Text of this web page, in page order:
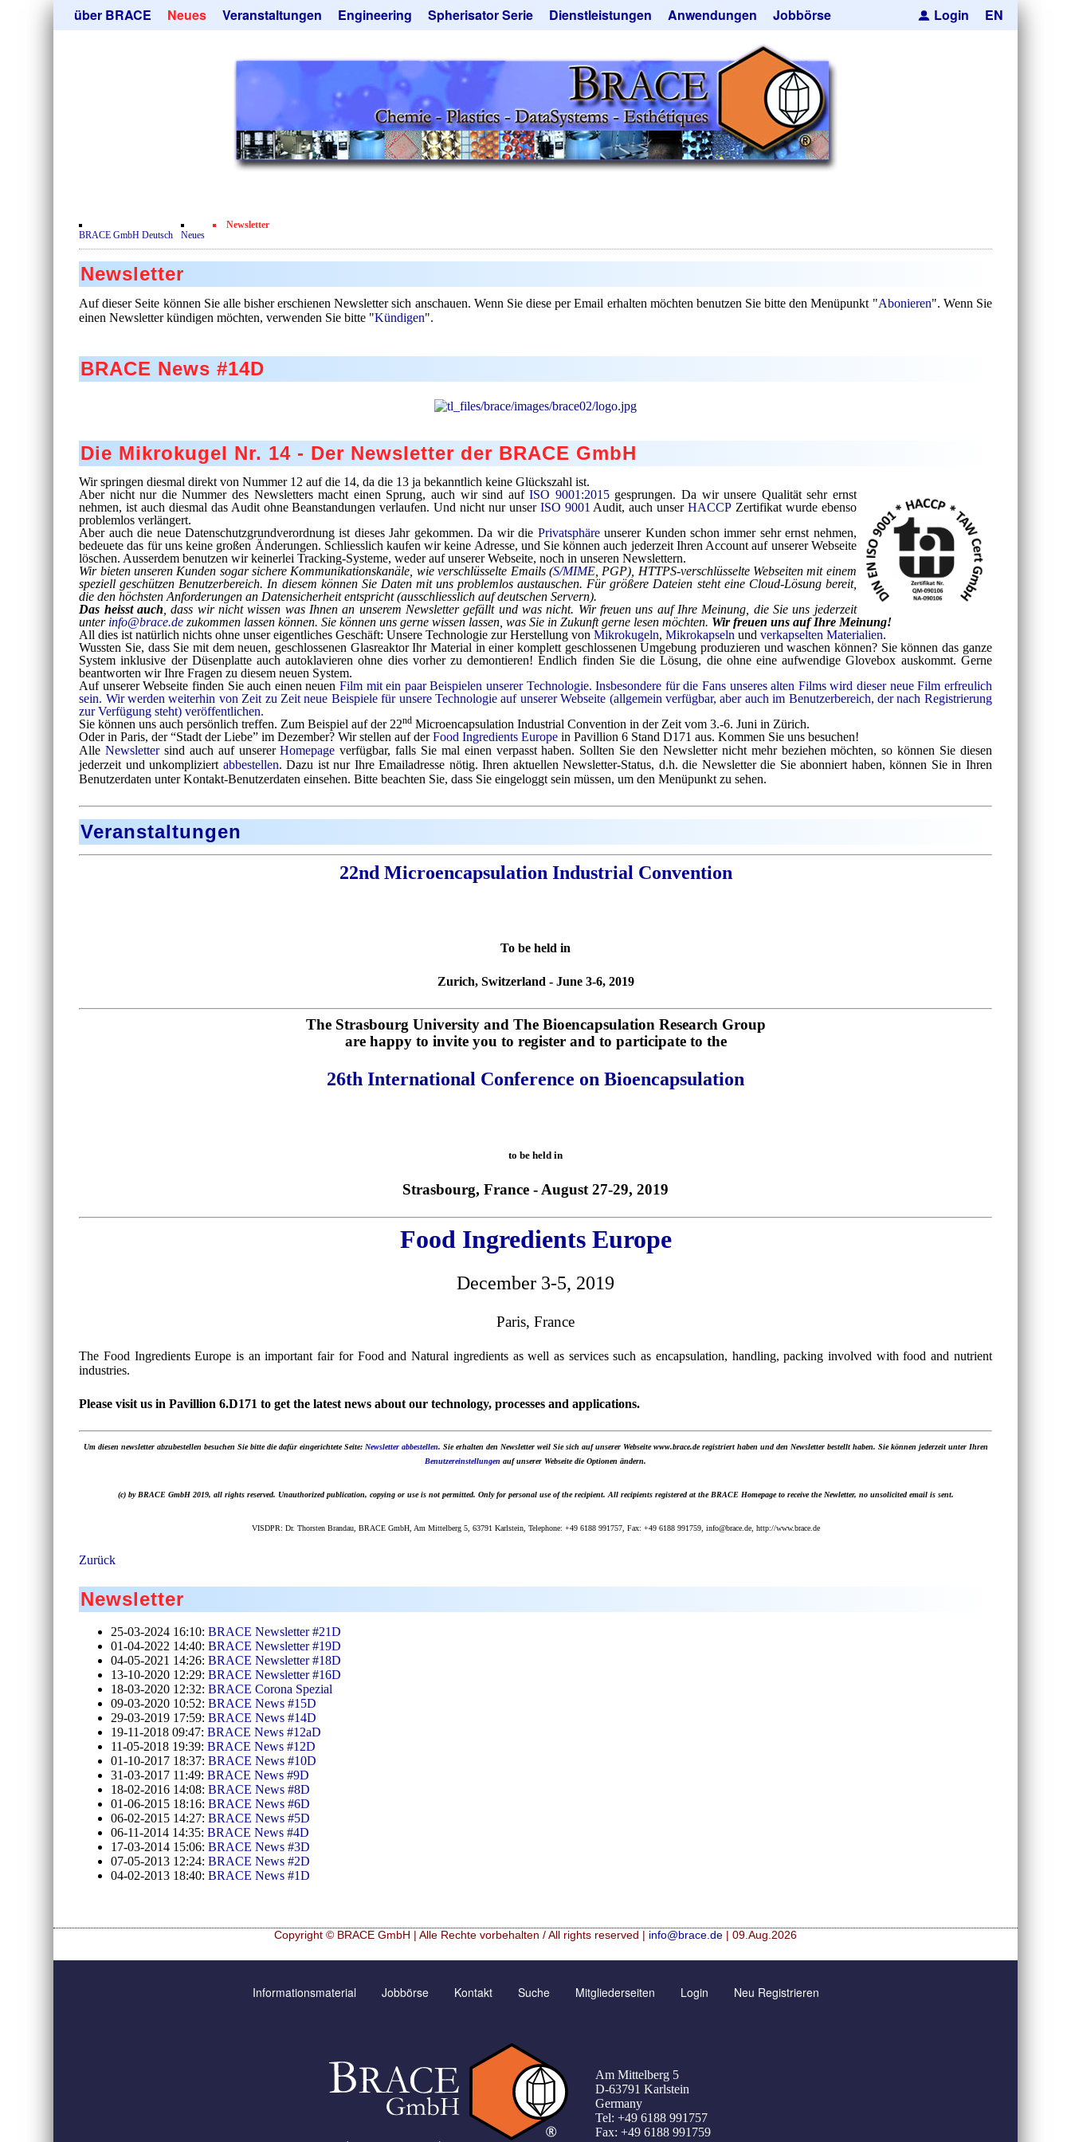
Navigation
überspringen
über BRACE
Kontakt
Neues Veranstaltungen Engineering
Heizkammern
Trockner
Sortieranlagen
Gebrauchte Maschinen - Angebote
Spherisator Serie
Pilotanlagen
Produktionsanlagen
Angebotsanfrage
Dienstleistungen
Mikrokapseln
Mikroverkapselung
Lohnfertigung
Mietanlagen
Anwendungen
Emulgatoren
Geschmacksmaskierung
Instant Kugeln
Katalysatorträger
Jobbörse Login EN
BRACE GmbH Deutsch Neues
Newsletter
Newsletter
Auf dieser Seite können Sie alle bisher erschienen Newsletter sich anschauen. Wenn Sie diese per Email erhalten möchten benutzen Sie bitte den Menüpunkt "Abonieren". Wenn Sie
einen Newsletter kündigen möchten, verwenden Sie bitte "Kündigen".
BRACE News #14D
Die Mikrokugel Nr. 14 - Der Newsletter der BRACE GmbH
Wir springen diesmal direkt von Nummer 12 auf die 14, da die 13 ja bekanntlich keine Glückszahl ist.
Aber nicht nur die Nummer des Newsletters macht einen Sprung, auch wir sind aufISO 9001:2015gesprungen. Da wir unsere Qualität sehr ernst
nehmen, ist auch diesmal das Audit ohne Beanstandungen verlaufen. Und nicht nur unser ISO 9001 Audit, auch unserHACCP Zertifikat wurde ebenso
problemlos verlängert.
Aber auch die neue Datenschutzgrundverordnung ist dieses Jahr gekommen. Da wir die Privatsphäreunserer Kunden schon immer sehr ernst nehmen,
bedeuete das für uns keine großen Änderungen. Schliesslich kaufen wir keine Adresse, und Sie können auch jederzeit Ihren Account auf unserer Webseite
löschen. Ausserdem benutzen wir keinerlei Tracking-Systeme, weder auf unserer Webseite, noch in unseren Newslettern.
Wir bieten unseren Kunden sogar sichere Kommunikationskanäle, wie verschlüsselte Emails (S/MIME, PGP), HTTPS-verschlüsselte Webseiten mit einem
speziell geschützen Benutzerbereich. In diesem können Sie Daten mit uns problemlos austauschen. Für größere Dateien steht eine Cloud-Lösung bereit,
die den höchsten Anforderungen an Datensicherheit entspricht (ausschliesslich aufdeutschen Servern).
Das heisst auch , dass wir nicht wissen was Ihnen an unserem Newsletter gefällt und was nicht. Wir freuen uns auf Ihre Meinung, die Sie uns jederzeit
unter info@brace.de zukommen lassen können. Sie können uns gerne wissen lassen, was Sie in Zukunft gerne lesen möchten. Wir freuen uns auf Ihre Meinung!
All dies ist natürlich nichts ohne unser eigentliches Geschäft: Unsere Technologie zur Herstellung vonMikrokugeln,Mikrokapselnundverkapselten Materialien.
Wussten Sie, dass Sie mit dem neuen, geschlossenen Glasreaktor Ihr Material in einer komplett geschlossenen Umgebung produzieren und waschen können? Sie können das ganze
System inklusive der Düsenplatte auch autoklavieren ohne dies vorher zu demontieren! Endlich finden Sie die Lösung, die ohne eine aufwendige Glovebox auskommt. Gerne
beantworten wir Ihre Fragen zu diesem neuen System.
Auf unserer Webseite finden Sie auch einen neuenFilm mit ein paar Beispielen unserer Technologie. Insbesondere für die Fans unseres alten Films wird dieser neue Film erfreulich
sein. Wir werden weiterhin von Zeit zu Zeit neue Beispiele für unsere Technologie auf unserer Webseite (allgemein verfügbar, aber auch im Benutzerbereich, der nach Registrierung
zur Verfügung steht) veröffentlichen.
Sie können uns auch persönlich treffen. Zum Beispiel auf der 22nd Microencapsulation Industrial Conventionin der Zeit vom 3.-6. Juni in Zürich.
Oder in Paris, der “Stadt der Liebe” im Dezember? Wir stellen auf derFood Ingredients Europe in Pavillion 6 Stand D171 aus. Kommen Sie uns besuchen!
AlleNewslettersind auch auf unsererHomepageverfügbar, falls Sie mal einen verpasst haben. Sollten Sie den Newsletter nicht mehr beziehen möchten, so können Sie diesen
jederzeit und unkompliziert abbestellen. Dazu ist nur Ihre Emailadresse nötig. Ihren aktuellen Newsletter-Status, d.h. die Newsletter die Sie abonniert haben, können Sie in Ihren
Benutzerdaten unter Kontakt-Benutzerdaten einsehen. Bitte beachten Sie, dass Sie eingeloggt sein müssen, um den Menüpunkt zu sehen.
Veranstaltungen
22nd Microencapsulation Industrial Convention
To be held in
Zurich, Switzerland - June 3-6, 2019
The Strasbourg University and The Bioencapsulation Research Group
are happy to invite you to register and to participate to the
26th International Conference on Bioencapsulation
to be held in
Strasbourg, France - August 27-29, 2019
Food Ingredients Europe
December 3-5, 2019
Paris, France
The Food Ingredients Europe is an important fair for Food and Natural ingredients as well as services such as encapsulation, handling, packing involved with food and nutrient
industries.
Please visit us in Pavillion 6.D171 to get the latest news about our technology, processes and applications.
Um diesen newsletter abzubestellen besuchen Sie bitte die dafür eingerichtete Seite: Newsletter abbestellen. Sie erhalten den Newsletter weil Sie sich auf unserer Webseite www.brace.de registriert haben und den Newsletter bestellt haben. Sie können jederzeit unter Ihren
Benutzereinstellungen auf unserer Webseite die Optionen ändern.
(c) by BRACE GmbH 2019, all rights reserved. Unauthorized publication, copying or use is not permitted. Only for personal use of the recipient. All recipients registered at the BRACE Homepage to receive the Newletter, no unsolicited email is sent.
VISDPR: Dr. Thorsten Brandau, BRACE GmbH, Am Mittelberg 5, 63791 Karlstein, Telephone: +49 6188 991757, Fax: +49 6188 991759, info@brace.de, http://www.brace.de
Zurück
Newsletter
25-03-2024 16:10:BRACE Newsletter #21D
01-04-2022 14:40:BRACE Newsletter #19D
04-05-2021 14:26:BRACE Newsletter #18D
13-10-2020 12:29:BRACE Newsletter #16D
18-03-2020 12:32:BRACE Corona Spezial
09-03-2020 10:52:BRACE News #15D
29-03-2019 17:59:BRACE News #14D
19-11-2018 09:47:BRACE News #12aD
11-05-2018 19:39:BRACE News #12D
01-10-2017 18:37:BRACE News #10D
31-03-2017 11:49:BRACE News #9D
18-02-2016 14:08:BRACE News #8D
01-06-2015 18:16:BRACE News #6D
06-02-2015 14:27:BRACE News #5D
06-11-2014 14:35:BRACE News #4D
17-03-2014 15:06:BRACE News #3D
07-05-2013 12:24:BRACE News #2D
04-02-2013 18:40:BRACE News #1D
Copyright © BRACE GmbH | Alle Rechte vorbehalten / All rights reserved | info@brace.de | 09.Aug.2026
Informationsmaterial
Des microbilles de granulométrie précise
Fraunhofer UMSICHT Tage
Jobbörse Kontakt
Anfahrt
Registrierung
Suche Mitgliederseiten
Zusatzinformationen
Login Neu Registrieren
Am Mittelberg 5
D-63791 Karlstein
Germany
Tel: +49 6188 991757
Fax: +49 6188 991759